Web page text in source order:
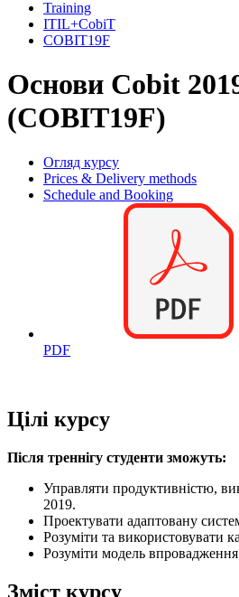
Training
ITIL+CobiT
COBIT19F
Основи Cobit
(COBIT19F)
Огляд курсу
Prices & Delivery methods
Schedule and Booking
PDF
Цілі курсу
Після треннігу студенти зможуть:
Управляти продуктивністю,
2019.
Проектувати адаптовану
Розуміти та використовувати
Розуміти модель
Зміст курсу